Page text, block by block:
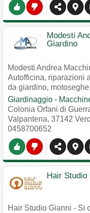
Modesti
Giardino
Modesti Andrea
Autofficina, riparazioni
da giardino,
Giardinaggio -
Colonia Orfani di
Valpantena, 37142
0458700652
Hair Studio
Hair Studio Gianni - Si